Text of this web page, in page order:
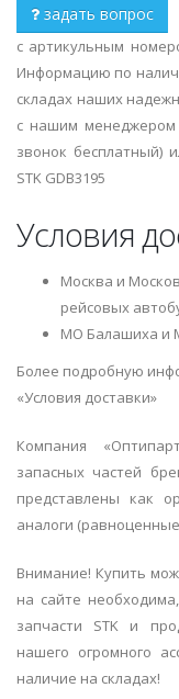
задать вопрос
с артикульным
Информацию по
складах наших
с нашим
звонок бесплатный)
STK GDB3195
Условия
Москва и
рейсовых
МО Балашиха и
Более подробную
«Условия доставки»
Компания
запасных частей
представлены как
аналоги
Внимание! Купить
на сайте
запчасти STK и
нашего огромного
наличие на складах!